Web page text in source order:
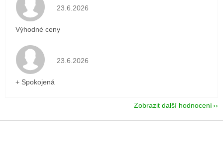
Hodnocení obchodu je 5 z 5 hvězdiček.
23.6.2026
Výhodné ceny
Hodnocení obchodu je 5 z 5 hvězdiček.
23.6.2026
+ Spokojená
Zobrazit další hodnocení